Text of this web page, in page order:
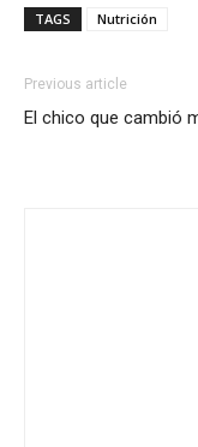
TAGS Nutrición
Previous article
El chico que cambió